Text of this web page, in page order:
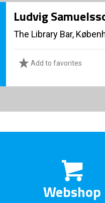
Ludvig
The Library Bar,
Add to favorites
Webshop